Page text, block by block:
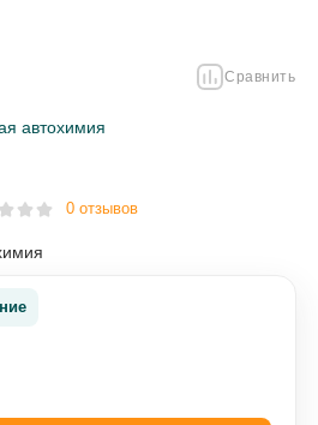
Сравнить
автохимия
0 отзывов